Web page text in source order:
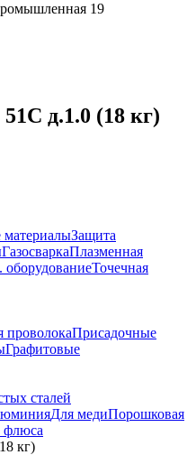
19
д.1.0 (18 кг)
Защита
ГазосваркаПлазменная
оборудованиеТочечная
проволокаПрисадочные
Графитовые
сталей
Для медиПорошковая
флюса
кг)